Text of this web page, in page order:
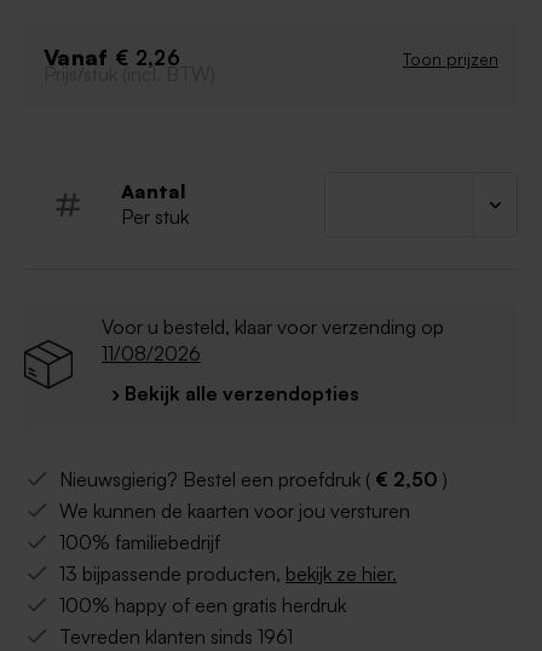
Personaliseer het kaartje met de naam van het
Vanaf € 2,26 Toon prijzen
Prijs/stuk (incl. BTW)
Aantal
Per stuk
Voor u besteld, klaar voor verzending op
11/08/2026
› Bekijk alle verzendopties
Nieuwsgierig? Bestel een proefdruk ( € 2,50 )
We kunnen de kaarten voor jou versturen
100% familiebedrijf
13 bijpassende producten, bekijk ze hier.
100% happy of een gratis herdruk
Tevreden klanten sinds 1961